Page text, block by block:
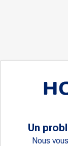
Un
Nous